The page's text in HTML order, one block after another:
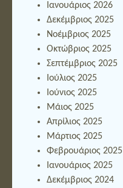
Ιανουάριος 2026
Δεκέμβριος 2025
Νοέμβριος 2025
Οκτώβριος 2025
Σεπτέμβριος 2025
Ιούλιος 2025
Ιούνιος 2025
Μάιος 2025
Απρίλιος 2025
Μάρτιος 2025
Φεβρουάριος 2025
Ιανουάριος 2025
Δεκέμβριος 2024